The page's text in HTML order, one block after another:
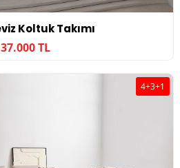
Koltuk Takımı
TL
4+3+1